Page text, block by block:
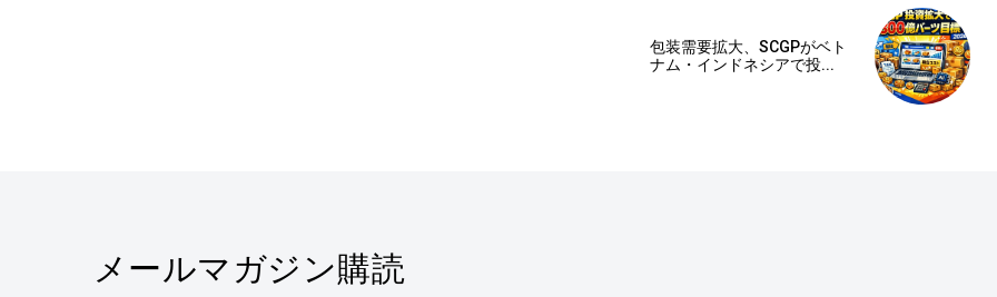
包装需要拡大、SCGPがベト
ナム・インドネシアで投...
メールマガジン購読